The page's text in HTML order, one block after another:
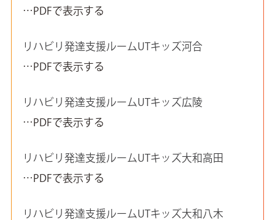
…PDFで表示する
リハビリ発達支援ルームUTキッズ河合
…PDFで表示する
リハビリ発達支援ルームUTキッズ広陵
…PDFで表示する
リハビリ発達支援ルームUTキッズ大和高田
…PDFで表示する
リハビリ発達支援ルームUTキッズ大和八木